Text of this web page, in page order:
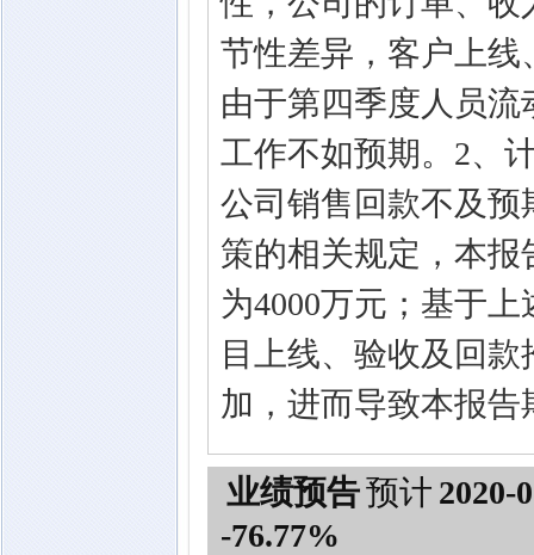
节性差异，客户上
由于第四季度人员
工作不如预期。2、
公司销售回款不及
策的相关规定，本
为4000万元；基于
目上线、验收及回
加，进而导致本报
业绩预告预计 2020-
-76.77%